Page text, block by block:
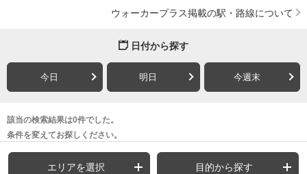
ウォーカープラス掲載の駅・路線について
日付から探す
今日 明日 今週末
該当の検索結果は0件でした。
条件を変えてお探しください。
エリアを選択 目的から探す